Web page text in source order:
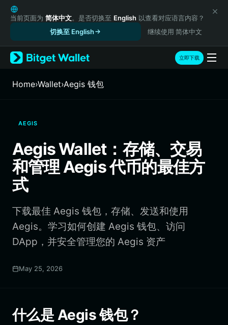
English
日本語
Русский
Español (Latinoamérica)
Türkçe
Italiano
繁體中文
Português (Portugal)
Bahasa Indonesia
ภาษาไทย
हिन्दी
Português (Brasil)
Español (Argentina)
当前页面为 简体中文。是否切换至 English 以查看对应语言内容？
切换至 English
继续使用 简体中文
立即下载
Home›Wallet›Aegis 钱包
AEGIS
Aegis Wallet：存储、交易
和管理 Aegis 代币的最佳方
式
下载最佳 Aegis 钱包，存储、发送和使用
Aegis。学习如何创建 Aegis 钱包、访问
DApp，并安全管理您的 Aegis 资产
May 25, 2026
什么是 Aegis 钱包？